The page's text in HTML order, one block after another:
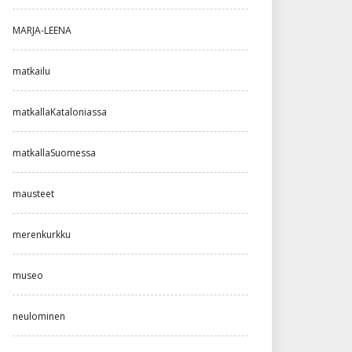
MARJA-LEENA
matkailu
matkallaKataloniassa
matkallaSuomessa
mausteet
merenkurkku
museo
neulominen